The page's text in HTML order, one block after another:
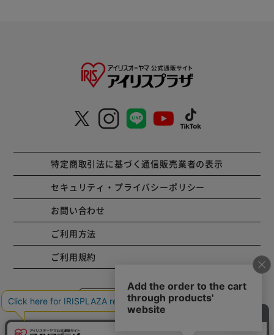
特定商取引法に基づく通信販売業者の表示
セキュリティ・プライバシーポリシー
お問い合わせ
ご利用方法
ご利用規約
コーポレートサイト